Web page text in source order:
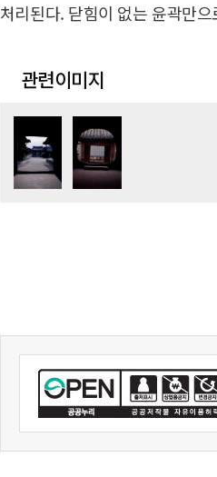
처리된다. 닫힘이 없는 윤곽만
관련이미지